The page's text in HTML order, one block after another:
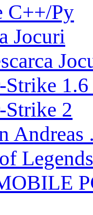
Py
Jocuri
1.6
2
Andreas
Legends